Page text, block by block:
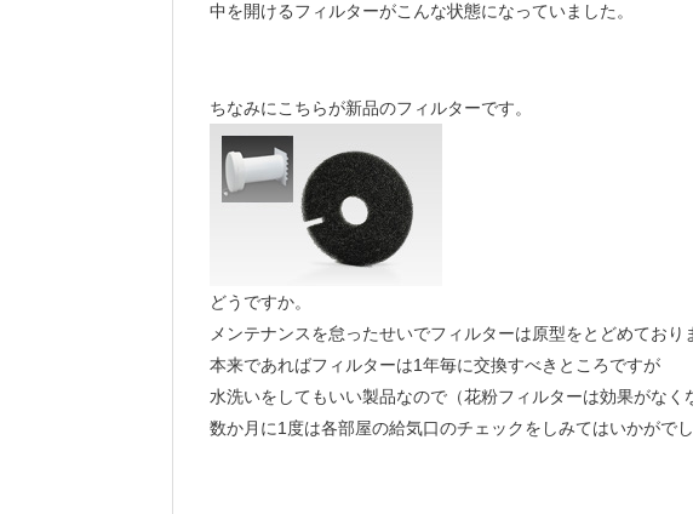
中を開けるフィルターがこんな状態になっていました。
ちなみにこちらが新品のフィルターです。
どうですか。
メンテナンスを怠ったせいでフィルターは原型をとどめており
本来であればフィルターは1年毎に交換すべきところですが
水洗いをしてもいい製品なので（花粉フィルターは効果がなく
数か月に1度は各部屋の給気口のチェックをしみてはいかがで